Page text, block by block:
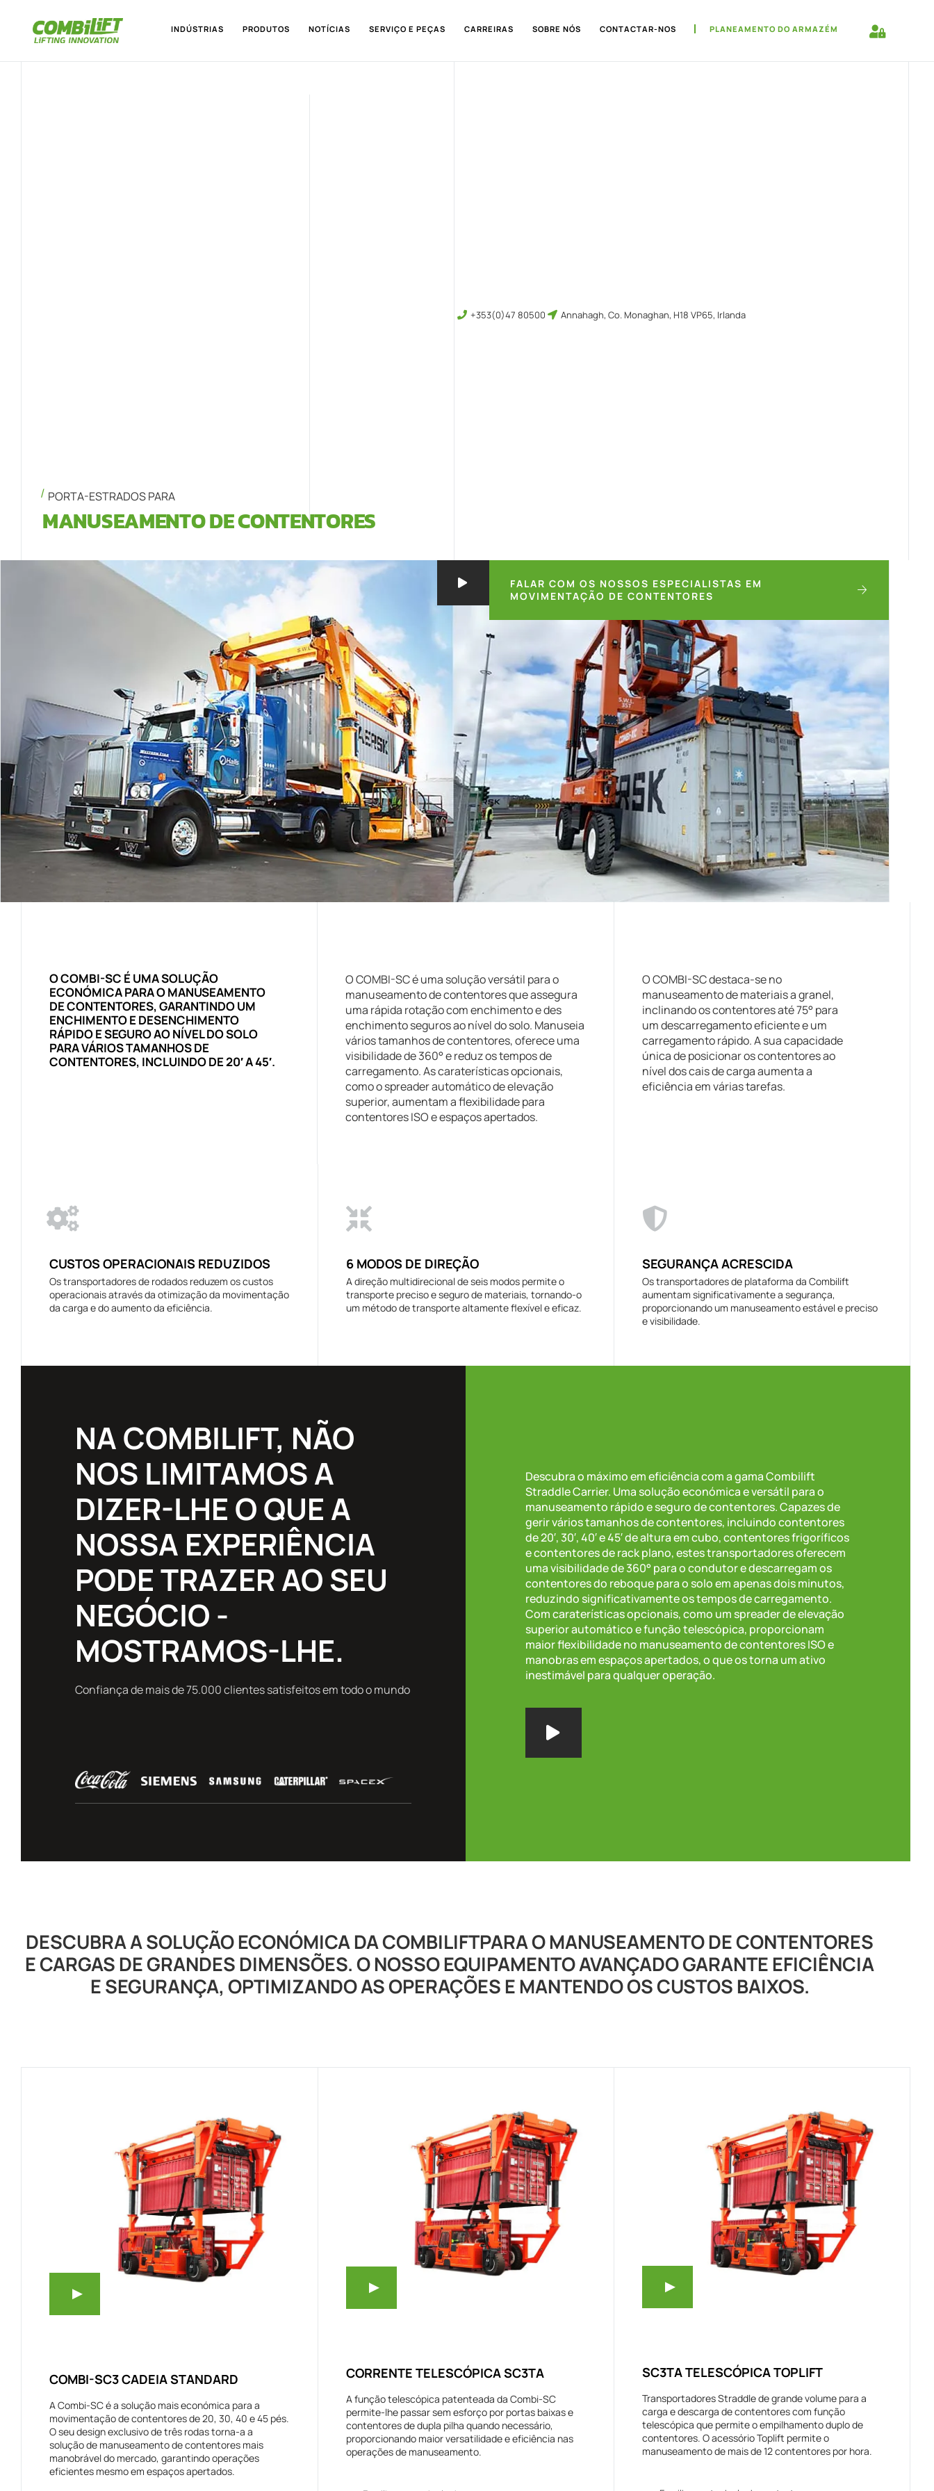
INDÚSTRIAS PRODUTOS NOTÍCIAS SERVIÇO E PEÇAS CARREIRAS SOBRE NÓS CONTACTAR-NOS PLANEAMENTO DO ARMAZÉM
PORTA-ESTRADOS PARA
MANUSEAMENTO DE CONTENTORES
+353(0)47 80500 Annahagh, Co. Monaghan, H18 VP65, Irlanda
FALAR COM OS NOSSOS ESPECIALISTAS EM
MOVIMENTAÇÃO DE CONTENTORES
O COMBI-SC É UMA SOLUÇÃO
ECONÓMICA PARA O MANUSEAMENTO
DE CONTENTORES, GARANTINDO UM
ENCHIMENTO E DESENCHIMENTO
RÁPIDO E SEGURO AO NÍVEL DO SOLO
PARA VÁRIOS TAMANHOS DE
CONTENTORES, INCLUINDO DE 20′ A 45′.
O COMBI-SC é uma solução versátil para o
manuseamento de contentores que assegura
uma rápida rotação com enchimento e des
enchimento seguros ao nível do solo. Manuseia
vários tamanhos de contentores, oferece uma
visibilidade de 360° e reduz os tempos de
carregamento. As caraterísticas opcionais,
como o spreader automático de elevação
superior, aumentam a flexibilidade para
contentores ISO e espaços apertados.
O COMBI-SC destaca-se no
manuseamento de materiais a granel,
inclinando os contentores até 75° para
um descarregamento eficiente e um
carregamento rápido. A sua capacidade
única de posicionar os contentores ao
nível dos cais de carga aumenta a
eficiência em várias tarefas.
CUSTOS OPERACIONAIS REDUZIDOS
Os transportadores de rodados reduzem os custos
operacionais através da otimização da movimentação
da carga e do aumento da eficiência.
6 MODOS DE DIREÇÃO
A direção multidirecional de seis modos permite o
transporte preciso e seguro de materiais, tornando-o
um método de transporte altamente flexível e eficaz.
SEGURANÇA ACRESCIDA
Os transportadores de plataforma da Combilift
aumentam significativamente a segurança,
proporcionando um manuseamento estável e preciso
e visibilidade.
NA COMBILIFT, NÃO
NOS LIMITAMOS A
DIZER-LHE O QUE A
NOSSA EXPERIÊNCIA
PODE TRAZER AO SEU
NEGÓCIO -
MOSTRAMOS-LHE.
Confiança de mais de 75.000 clientes satisfeitos em todo o mundo
Descubra o máximo em eficiência com a gama Combilift
Straddle Carrier. Uma solução económica e versátil para o
manuseamento rápido e seguro de contentores. Capazes de
gerir vários tamanhos de contentores, incluindo contentores
de 20′, 30′, 40′ e 45′ de altura em cubo, contentores frigoríficos
e contentores de rack plano, estes transportadores oferecem
uma visibilidade de 360° para o condutor e descarregam os
contentores do reboque para o solo em apenas dois minutos,
reduzindo significativamente os tempos de carregamento.
Com caraterísticas opcionais, como um spreader de elevação
superior automático e função telescópica, proporcionam
maior flexibilidade no manuseamento de contentores ISO e
manobras em espaços apertados, o que os torna um ativo
inestimável para qualquer operação.
DESCUBRA A SOLUÇÃO ECONÓMICA DA COMBILIFTPARA O MANUSEAMENTO DE CONTENTORES
E CARGAS DE GRANDES DIMENSÕES. O NOSSO EQUIPAMENTO AVANÇADO GARANTE EFICIÊNCIA
E SEGURANÇA, OPTIMIZANDO AS OPERAÇÕES E MANTENDO OS CUSTOS BAIXOS.
COMBI-SC3 CADEIA STANDARD
A Combi-SC é a solução mais económica para a
movimentação de contentores de 20, 30, 40 e 45 pés.
O seu design exclusivo de três rodas torna-a a
solução de manuseamento de contentores mais
manobrável do mercado, garantindo operações
eficientes mesmo em espaços apertados.
CORRENTE TELESCÓPICA SC3TA
A função telescópica patenteada da Combi-SC
permite-lhe passar sem esforço por portas baixas e
contentores de dupla pilha quando necessário,
proporcionando maior versatilidade e eficiência nas
operações de manuseamento.
SC3TA TELESCÓPICA TOPLIFT
Transportadores Straddle de grande volume para a
carga e descarga de contentores com função
telescópica que permite o empilhamento duplo de
contentores. O acessório Toplift permite o
manuseamento de mais de 12 contentores por hora.